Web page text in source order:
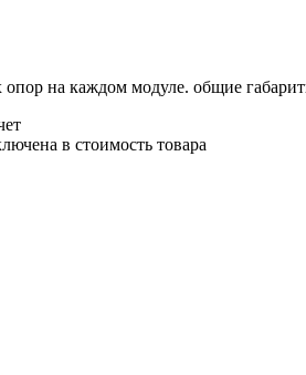
на каждом модуле. общие
в стоимость товара